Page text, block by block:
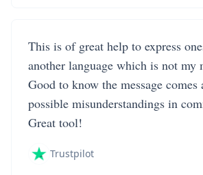
This is of great help to express
another language which is not my
Good to know the message
possible misunderstandings in
Great tool!
Trustpilot